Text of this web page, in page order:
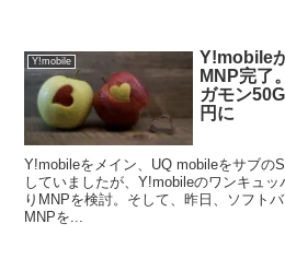
Y!mobile
Y!mobile
MNP完了
ガモン
円に
Y!mobileをメイン、UQ mobileをサブの
していましたが、Y!mobileのワンキュ
りMNPを検討。そして、昨日、ソフト
MNPを...